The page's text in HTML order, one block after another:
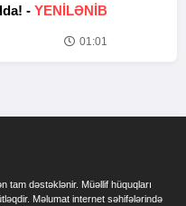
- YENİLƏNİB
01:01
tam dəstəklənir. Müəllif hüquqları
Məlumat internet səhifələrində